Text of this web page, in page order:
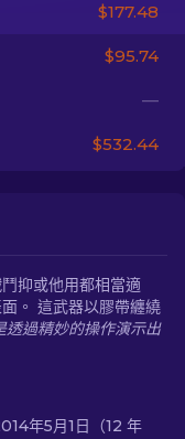
ZH-TW
$177.48
$95.74
—
$532.44
抑或他用都相當適
。 這武器以膠帶纏繞
透過精妙的操作演示出
年5月1日（12 年